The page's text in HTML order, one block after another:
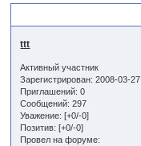
ttt
Активный участник
Зарегистрирован: 2008-03-27
Приглашений: 0
Сообщений: 297
Уважение: [+0/-0]
Позитив: [+0/-0]
Провел на форуме: